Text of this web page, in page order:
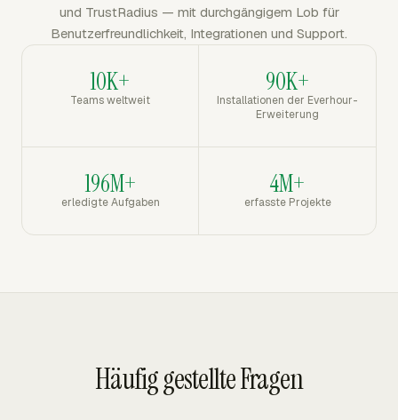
und TrustRadius — mit durchgängigem Lob für
Benutzerfreundlichkeit, Integrationen und Support.
10K+
Teams weltweit
90K+
Installationen der Everhour-
Erweiterung
196M+
erledigte Aufgaben
4M+
erfasste Projekte
Häufig gestellte Fragen